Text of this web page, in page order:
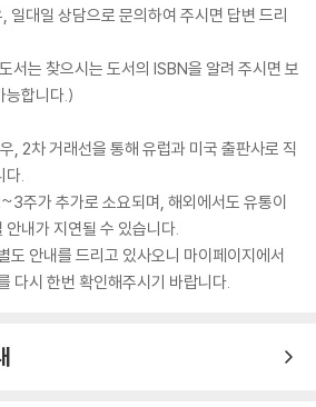
일대일 상담으로 문의하여 주시면 답변 드리
서는 찾으시는 도서의 ISBN을 알려 주시면 보
능합니다.)
, 2차 거래선을 통해 유럽과 미국 출판사로 직
다.
주가 추가로 소요되며, 해외에서도 유통이
내가 지연될 수 있습니다.
도 안내를 드리고 있사오니 마이페이지에서
다시 한번 확인해주시기 바랍니다.